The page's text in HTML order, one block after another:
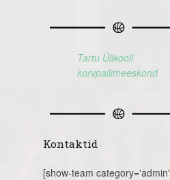
Tartu Ülikooli
korvpallimeeskond
Kontaktid
[show-team category='admin'